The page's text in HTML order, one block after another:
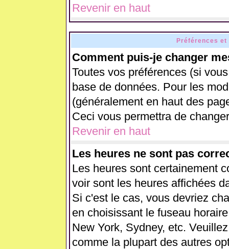
Revenir en haut
Préférences
Comment puis-je changer
Toutes vos préférences (si
base de données. Pour les
(généralement en haut des
Ceci vous permettra de
Revenir en haut
Les heures ne sont pas
Les heures sont certainement
voir sont les heures affichées
Si c'est le cas, vous devriez
en choisissant le fuseau
New York, Sydney, etc.
comme la plupart des autres